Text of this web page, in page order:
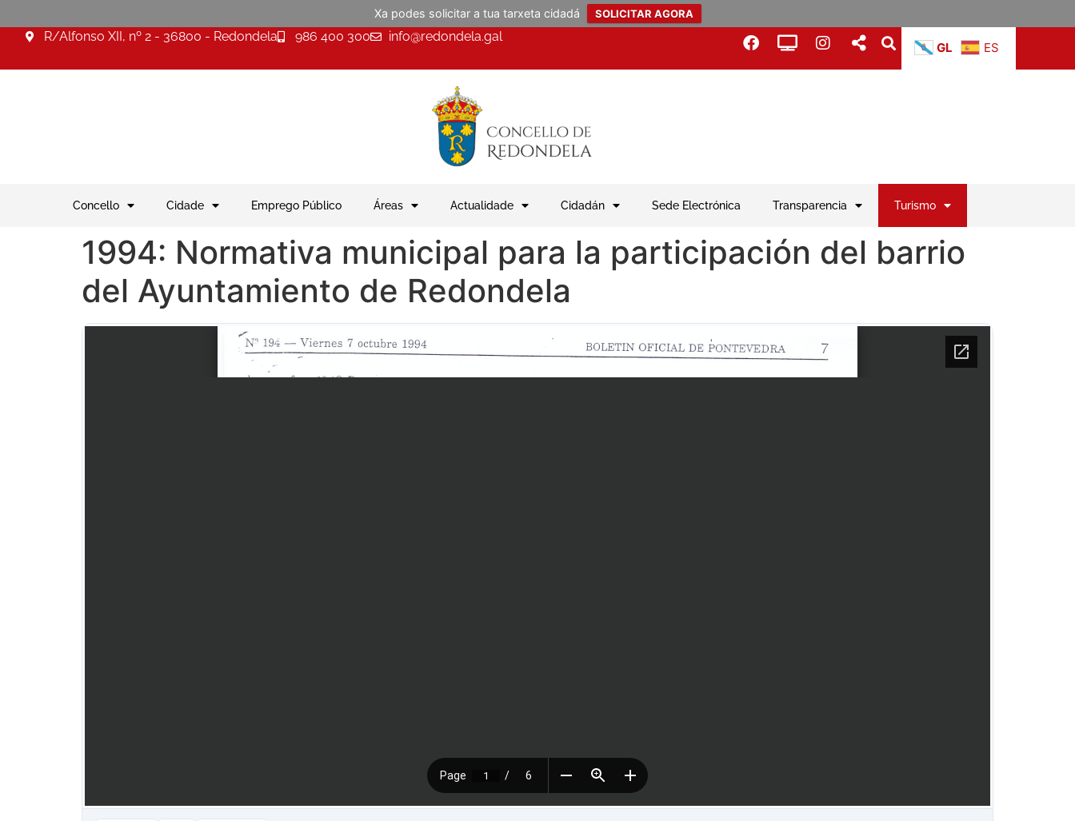
Xa podes solicitar a tua tarxeta cidadá SOLICITAR AGORA
R/Alfonso XII, nº 2 - 36800 - Redondela 986 400 300 info@redondela.gal
GL ES
Concello Cidade Emprego Público Áreas Actualidade Cidadán Sede Electrónica Transparencia Turismo
1994: Normativa municipal para la participación del barrio
del Ayuntamiento de Redondela